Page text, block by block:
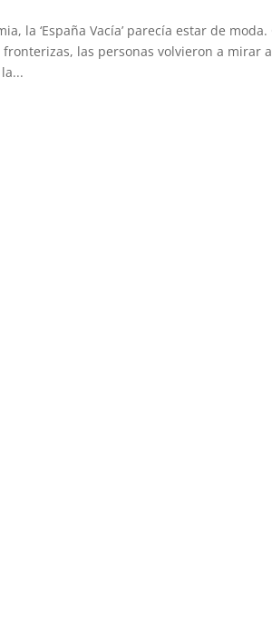
la ‘España Vacía’ parecía estar de
las personas volvieron a mirar